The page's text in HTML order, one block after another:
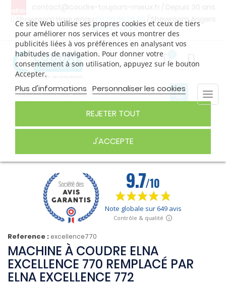
contact@coudre-toujours-mieux.fr / Depuis 30 ans
Showroom Haguenau
06 30 85 05 95
/ Showroom Angers
06 74 27 75 29
Ce site Web utilise ses propres cookies et ceux de tiers
pour améliorer nos services et vous montrer des
publicités liées à vos préférences en analysant vos
habitudes de navigation. Pour donner votre
consentement à son utilisation, appuyez sur le bouton
Accepter.
Plus d'informations Personnaliser les cookies
REJETER TOUT
J'ACCEPTE
MACHINES
Reference : excellence770
MACHINE À COUDRE ELNA
EXCELLENCE 770 REMPLACÉ PAR
ELNA EXCELLENCE 772